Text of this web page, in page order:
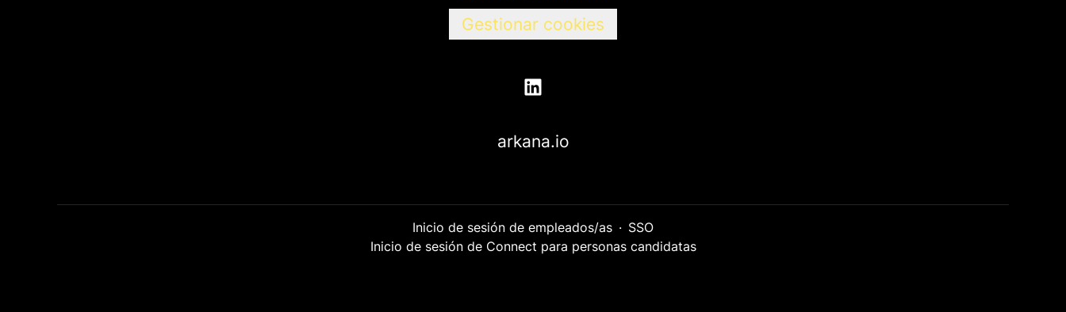
Gestionar cookies
arkana.io
Inicio de sesión de empleados/as · SSO
Inicio de sesión de Connect para personas candidatas